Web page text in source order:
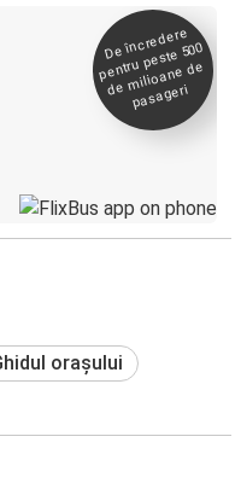
De încredere
pentru peste 500
de
milioane de
pasageri
orașului